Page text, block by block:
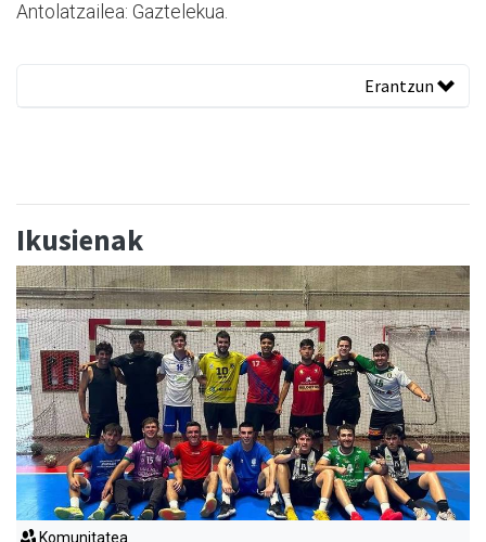
Antolatzailea: Gaztelekua.
Erantzun
Ikusienak
Komunitatea